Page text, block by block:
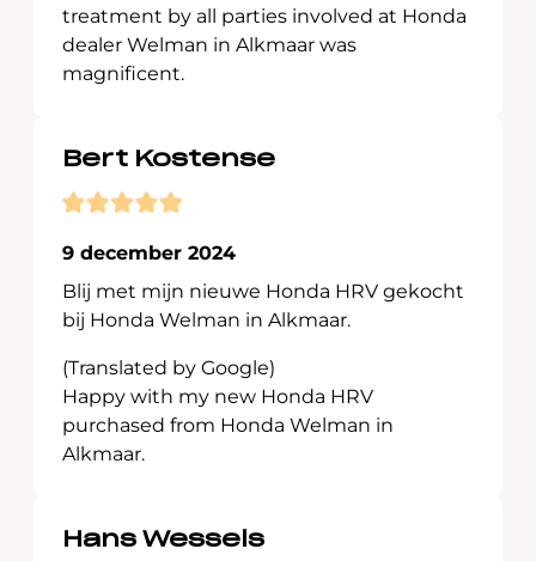
treatment by all parties involved at Honda
dealer Welman in Alkmaar was
magnificent.
Bert Kostense
9 december 2024
Blij met mijn nieuwe Honda HRV gekocht
bij Honda Welman in Alkmaar.
(Translated by Google)
Happy with my new Honda HRV
purchased from Honda Welman in
Alkmaar.
Hans Wessels